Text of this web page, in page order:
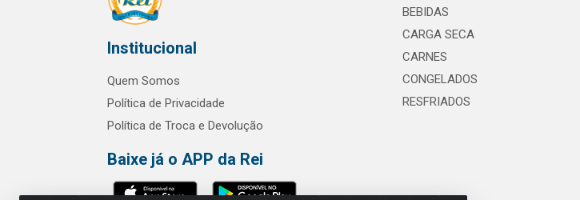
Institucional
Quem Somos
Política de Privacidade
Política de Troca e Devolução
Baixe já o APP da Rei
BEBIDAS
CARGA SECA
CARNES
CONGELADOS
RESFRIADOS